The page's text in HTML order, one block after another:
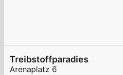
Treibstoffparadies
Arenaplatz 6